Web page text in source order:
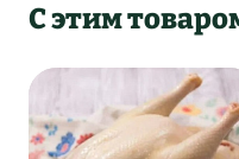
С этим